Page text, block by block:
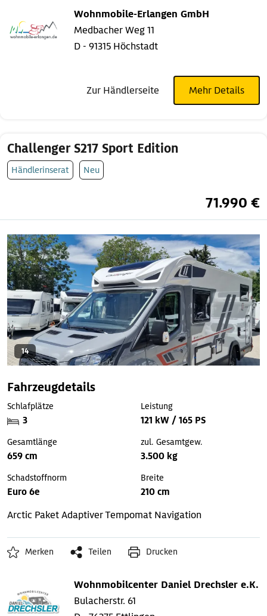
Wohnmobile-Erlangen GmbH
Medbacher Weg 11
D - 91315 Höchstadt
Zur Händlerseite Mehr Details
Challenger S217 Sport Edition
Händlerinserat Neu
71.990 €
14
Fahrzeugdetails
Schlafplätze
3
Leistung
121 kW / 165 PS
Gesamtlänge
659 cm
zul. Gesamtgew.
3.500 kg
Schadstoffnorm
Euro 6e
Breite
210 cm
Arctic PaketAdaptiver Tempomat Navigation
Merken Teilen Drucken
Wohnmobilcenter Daniel Drechsler e.K.
Bulacherstr. 61